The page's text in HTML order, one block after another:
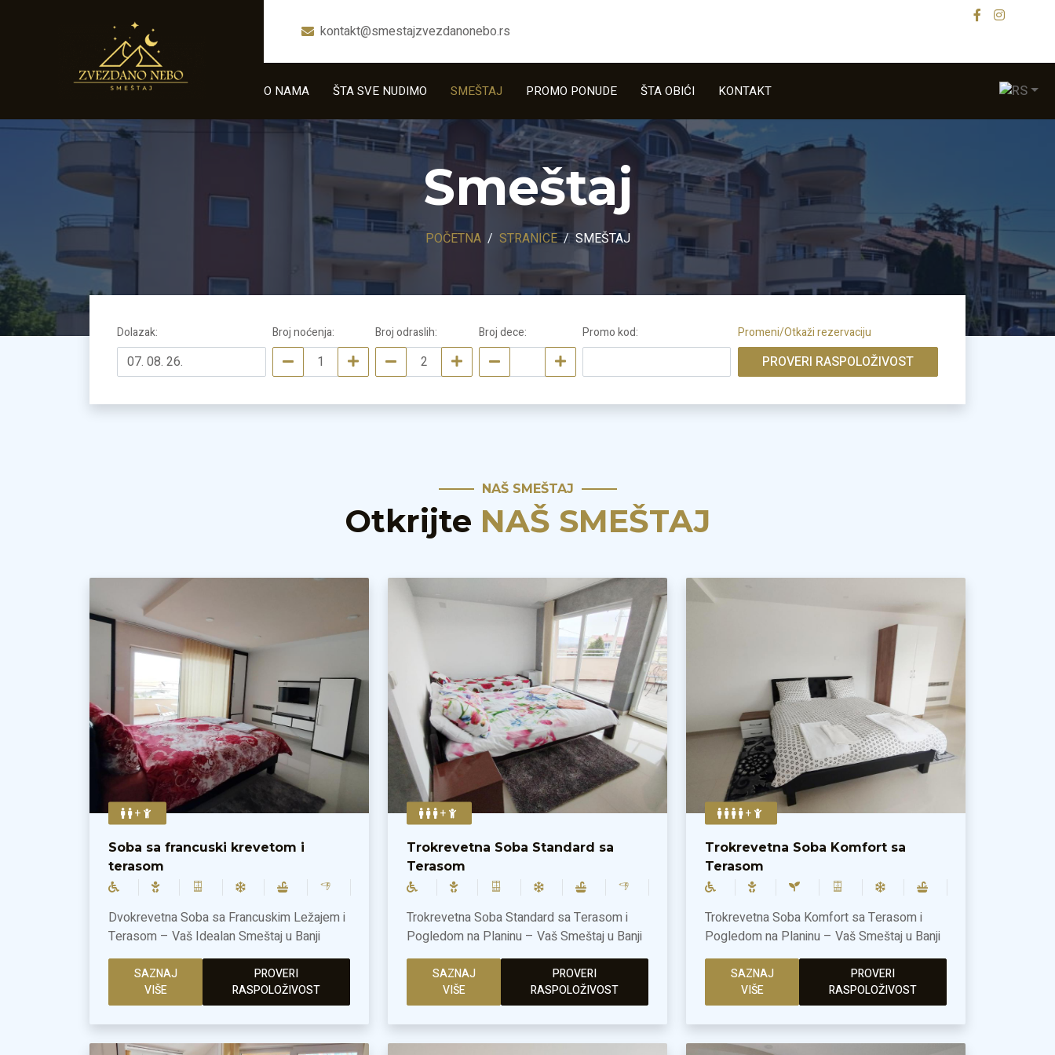
kontakt@smestajzvezdanonebo.rs
064.316.87.96 • 012.330.737
O NAMA ŠTA SVE NUDIMO SMEŠTAJ PROMO PONUDE ŠTA OBIĆI KONTAKT
Smeštaj
POČETNA STRANICE SMEŠTAJ
Dolazak: Broj noćenja: Broj odraslih: Broj dece: Promo kod: Promeni/Otkaži rezervaciju
PROVERI RASPOLOŽIVOST
NAŠ SMEŠTAJ
Otkrijte NAŠ SMEŠTAJ
+
Soba sa francuski krevetom i
terasom
Dvokrevetna Soba sa Francuskim Ležajem i
Terasom – Vaš Idealan Smeštaj u Banji
Ždrelo! Otkrijte idealan smeštaj u Banji
Ždrelo i prepustite se potpunom opuštanju u
našoj prostranoj dvokrevetnoj sobi sa
francuskim ležajem, savršenoj za vaš odmor.
Sa 32 m² pažljivo uređenog prostora, ova
smeštajna jedinica nudi sve što vam je
SAZNAJ
VIŠE
PROVERI
RASPOLOŽIVOST
+
Trokrevetna Soba Standard sa
Terasom
Trokrevetna Soba Standard sa Terasom i
Pogledom na Planinu – Vaš Smeštaj u Banji
Ždrelo! Uživajte u prostranstvu i udobnosti
naše Trokrevetne Sobe Standard, savršene
za do tri osobe. Sa impresivnih 40 m²
pažljivo uređenog prostora, ova soba pruža
sve što vam je potrebno za opuštajući
boravak u Banji Ždrelo.Soba je opremljena
SAZNAJ
VIŠE
PROVERI
RASPOLOŽIVOST
+
Trokrevetna Soba Komfort sa
Terasom
Trokrevetna Soba Komfort sa Terasom i
Pogledom na Planinu – Vaš Smeštaj u Banji
Ždrelo! Uživajte u prostranstvu i udobnosti
naše Trokrevetne Sobe Komfort, dizajnirane
za opuštajući boravak. Sa 40 m² pažljivo
uređenog prostora, ova soba pruža sve što
vam je potrebno za ugodan odmor u Banji
Ždrelo.Soba je opremljena sa dva bračna
SAZNAJ
VIŠE
PROVERI
RASPOLOŽIVOST